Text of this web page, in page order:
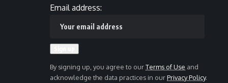
Email address:
By signing up, you agree to ourTerms of Use and
acknowledge the data practices in ourPrivacy Policy.